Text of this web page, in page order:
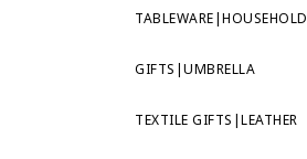
TABLEWARE|HOUSEHOLD
GIFTS|UMBRELLA
TEXTILE GIFTS|LEATHER